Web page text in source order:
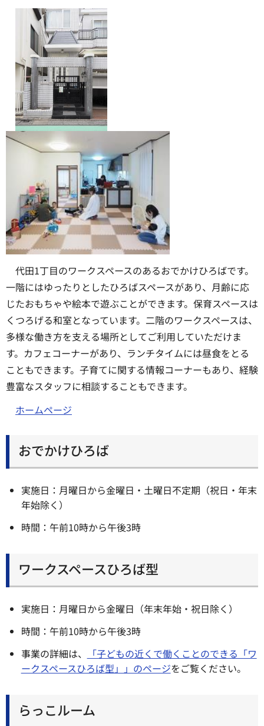
代田1丁目のワークスペースのあるおでかけひろばです。
一階にはゆったりとしたひろばスペースがあり、月齢に応
じたおもちゃや絵本で遊ぶことができます。保育スペースは
くつろげる和室となっています。二階のワークスペースは、
多様な働き方を支える場所としてご利用していただけま
す。カフェコーナーがあり、ランチタイムには昼食をとる
こともできます。子育てに関する情報コーナーもあり、経験
豊富なスタッフに相談することもできます。
ホームページ
おでかけひろば
実施日：月曜日から金曜日・土曜日不定期（祝日・年末
年始除く）
時間：午前10時から午後3時
ワークスペースひろば型
実施日：月曜日から金曜日（年末年始・祝日除く）
時間：午前10時から午後3時
事業の詳細は、
「子どもの近くで働くことのできる「ワ
ークスペースひろば型」」のページをご覧ください。
らっこルーム